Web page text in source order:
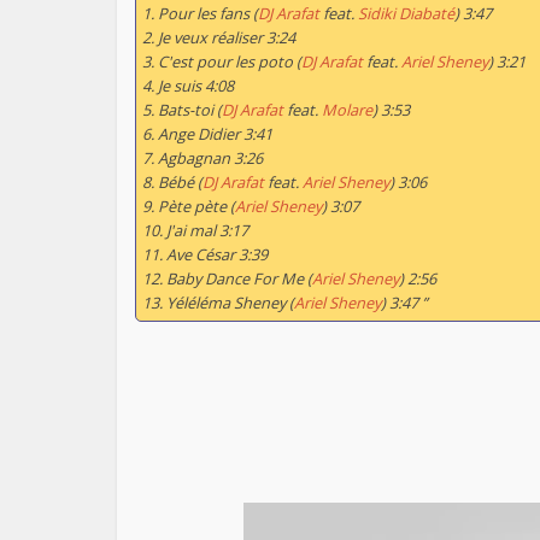
1. Pour les fans (DJ Arafatfeat. Sidiki Diabaté) 3:47
2. Je veux réaliser 3:24
3. C'est pour les poto (DJ Arafatfeat.Ariel Sheney) 3:21
4. Je suis 4:08
5. Bats-toi (DJ Arafatfeat. Molare) 3:53
6. Ange Didier 3:41
7. Agbagnan 3:26
8. Bébé (DJ Arafatfeat.Ariel Sheney) 3:06
9. Pète pète (Ariel Sheney) 3:07
10. J'ai mal 3:17
11. Ave César 3:39
12. Baby Dance For Me (Ariel Sheney) 2:56
13. Yéléléma Sheney (Ariel Sheney) 3:47 ”